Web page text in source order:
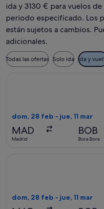
ida y 3130 € para vuelos
periodo especificado. Los
están sujetos a cambios.
adicionales.
Todas las ofertas Solo ida Ida y
dom, 28 feb - jue, 11 mar
MAD
Madrid
BOB
Bora Bora
dom, 28 feb - jue, 11 mar